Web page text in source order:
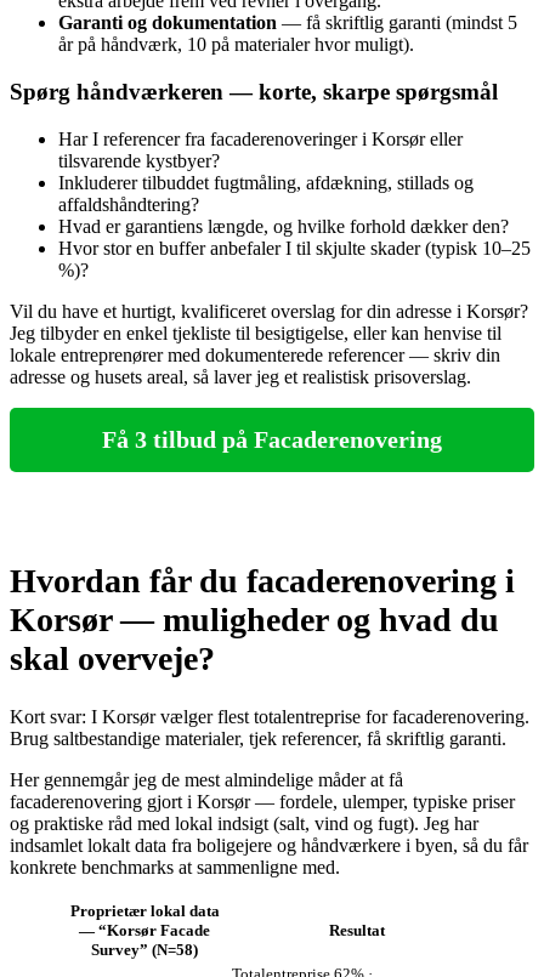
Garanti og dokumentation — få skriftlig garanti (mindst 5
år på håndværk, 10 på materialer hvor muligt).
Spørg håndværkeren — korte, skarpe spørgsmål
Har I referencer fra facaderenoveringer i Korsør eller
tilsvarende kystbyer?
Inkluderer tilbuddet fugtmåling, afdækning, stillads og
affaldshåndtering?
Hvad er garantiens længde, og hvilke forhold dækker den?
Hvor stor en buffer anbefaler I til skjulte skader (typisk 10–25
%)?
Vil du have et hurtigt, kvalificeret overslag for din adresse i Korsør?
Jeg tilbyder en enkel tjekliste til besigtigelse, eller kan henvise til
lokale entreprenører med dokumenterede referencer — skriv din
adresse og husets areal, så laver jeg et realistisk prisoverslag.
Få 3 tilbud på Facaderenovering
Hvordan får du facaderenovering i
Korsør — muligheder og hvad du
skal overveje?
Kort svar: I Korsør vælger flest totalentreprise for facaderenovering.
Brug saltbestandige materialer, tjek referencer, få skriftlig garanti.
Her gennemgår jeg de mest almindelige måder at få
facaderenovering gjort i Korsør — fordele, ulemper, typiske priser
og praktiske råd med lokal indsigt (salt, vind og fugt). Jeg har
indsamlet lokalt data fra boligejere og håndværkere i byen, så du får
konkrete benchmarks at sammenligne med.
Proprietær lokal data
— “Korsør Facade
Survey” (N=58)
Resultat